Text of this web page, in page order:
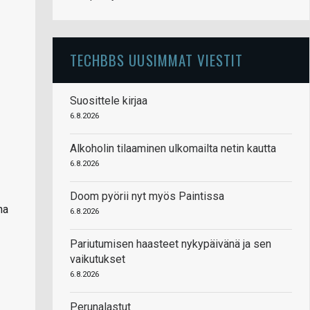
TECHBBS UUSIMMAT VIESTIT
Suosittele kirjaa
6.8.2026
Alkoholin tilaaminen ulkomailta netin kautta
6.8.2026
Doom pyörii nyt myös Paintissa
6.8.2026
Pariutumisen haasteet nykypäivänä ja sen
vaikutukset
6.8.2026
Perunalastut